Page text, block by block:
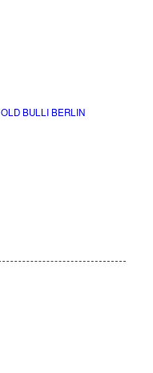
OLD BULLI BERLIN